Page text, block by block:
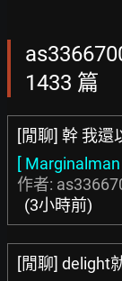
1433 篇
[閒聊] 幹 我還
[ Marginalman
作者:
(3小時前)
[閒聊] delight